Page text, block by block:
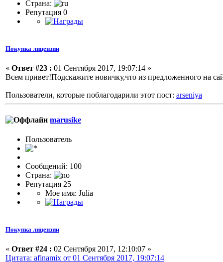
Страна:
Репутация 0
Покупка лицензии
« Ответ #23 : 01 Сентября 2017, 19:07:14 »
Всем привет!Подскажите новичку,что из предложенного на
Пользователи, которые поблагодарили этот пост: arseniya
marusike
Пользовaтeль
Сообщений: 100
Страна:
Репутация 25
Мое имя: Julia
Покупка лицензии
« Ответ #24 : 02 Сентября 2017, 12:10:07 »
Цитата: afinamix от 01 Сентября 2017, 19:07:14